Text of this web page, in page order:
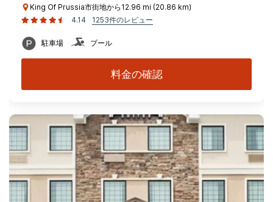
King Of Prussia市街地から12.96 mi (20.86 km)
4.14
1253件のレビュー
駐車場 プール
料金の確認